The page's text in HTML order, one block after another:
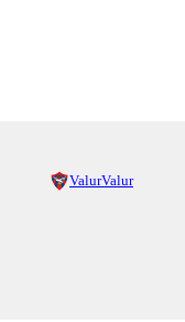
ValurValur